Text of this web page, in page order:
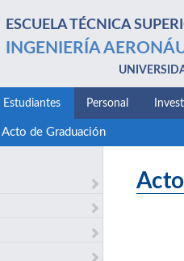
ESCUELA TÉCNICA
INGENIERÍA
Estudiantes Personal
Acto de Graduación